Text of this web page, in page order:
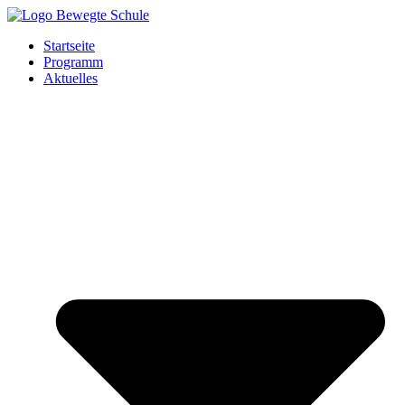
Zum
springenStartseite
Programm
Aktuelles